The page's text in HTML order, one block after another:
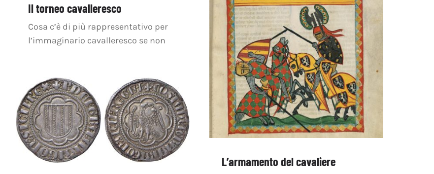
Il torneo cavalleresco
Cosa c’è di più rappresentativo per
l’immaginario cavalleresco se non
L’armamento del cavaliere